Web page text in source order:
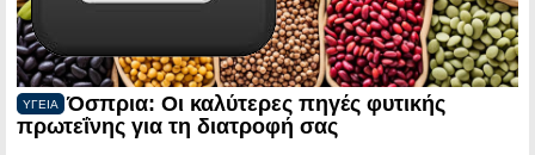
ΥΓΕΙΑ
Όσπρια: Οι καλύτερες πηγές φυτικής
πρωτεΐνης για τη διατροφή σας